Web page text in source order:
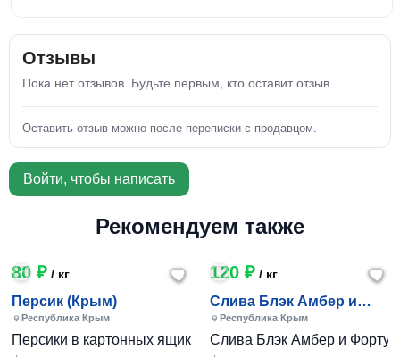
Отзывы
Пока нет отзывов. Будьте первым, кто оставит отзыв.
Оставить отзыв можно после переписки с продавцом.
Войти, чтобы написать
Рекомендуем также
80 ₽ / кг
Персик (Крым)
Республика Крым
Персики в картонных ящиках по 7-10 кг. Цена 80-200 руб
120 ₽/ кг
Слива Блэк Амбер и
Фортуна (Крым)
Республика Крым
Слива Блэк Амбер и